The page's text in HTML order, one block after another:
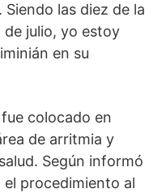
las diez de la
de julio, yo estoy
en su
colocado en
de arritmia y
Según informó
el procedimiento al